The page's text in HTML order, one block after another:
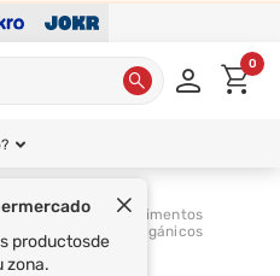
0
productosde
zona.
Alimentos
Orgánicos